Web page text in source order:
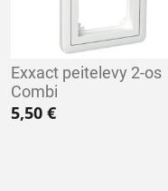
Exxact peitelevy 2-os
Combi
5,50 €